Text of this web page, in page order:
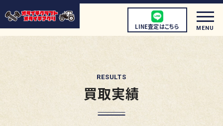
LINE査定はこちら MENU
店頭買取について
RESULTS
買取実績